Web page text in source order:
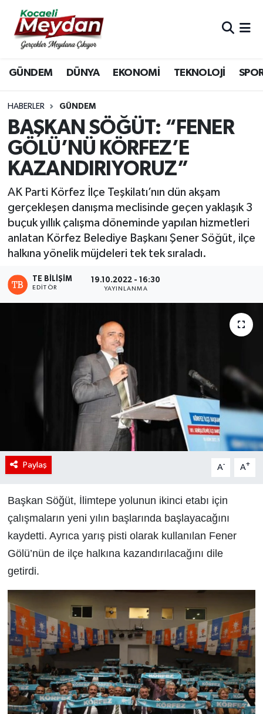
GÜNDEM DÜNYA EKONOMİ TEKNOLOJİ
HABERLER GÜNDEM
BAŞKAN SÖĞÜT: “FENER
GÖLÜ’NÜ KÖRFEZ’E
KAZANDIRIYORUZ”
AK Parti Körfez İlçe Teşkilatı’nın dün akşam
gerçekleşen danışma meclisinde geçen yaklaşık 3
buçuk yıllık çalışma döneminde yapılan hizmetleri
anlatan Körfez Belediye Başkanı Şener Söğüt, ilçe
halkına yönelik müjdeleri tek tek sıraladı.
TE BILIŞIM
EDITÖR
19.10.2022 - 16:30
YAYINLANMA
Paylaş A- A+
Başkan Söğüt, İlimtepe yolunun ikinci etabı için
çalışmaların yeni yılın başlarında başlayacağını
kaydetti. Ayrıca yarış pisti olarak kullanılan Fener
Gölü’nün de ilçe halkına kazandırılacağını dile
getirdi.
Nöbetçi Eczaneler
Hava Durumu
Trafik Durumu
Süper Lig Puan Durumu ve Fikstür
Tüm Manşetler
Son Dakika Haberleri
Haber Arşivi